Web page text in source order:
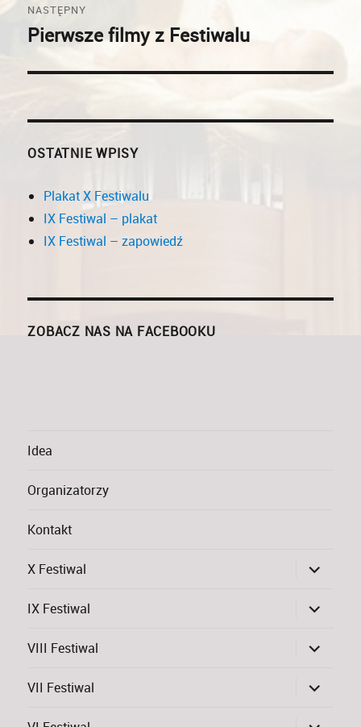
NASTĘPNY
Następny
Pierwsze filmy z Festiwalu
OSTATNIE WPISY
Plakat X Festiwalu
IX Festiwal – plakat
IX Festiwal – zapowiedź
ZOBACZ NAS NA FACEBOOKU
Idea
Organizatorzy
Kontakt
X Festiwal rozwiń
menu
IX Festiwal
rozwiń
menu
VIII Festiwal
rozwiń
menu
VII Festiwal
rozwiń
menu
rozwiń